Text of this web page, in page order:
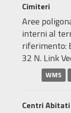
Cimiteri
Aree
interni al
riferimento:
32 N. Link
WMS
Centri Abitati